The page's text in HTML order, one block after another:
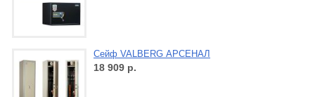
Сейф VALBERG АРСЕНАЛ
18 909 р.